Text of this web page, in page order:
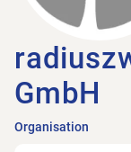
GmbH
Organisation